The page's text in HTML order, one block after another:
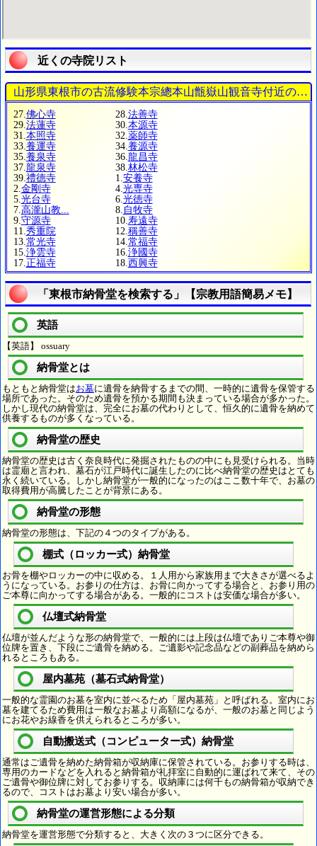
近くの寺院リスト
山形県東根市の古流修験本宗總本山甑嶽山観音寺付近のお
27. 佛心寺 28. 法善寺
29. 法蓮寺 30. 本源寺
31. 本照寺 32. 薬師寺
33. 養運寺 34. 養源寺
35. 養泉寺 36. 龍昌寺
37. 龍泉寺 38. 林松寺
39. 禮德寺 1. 安養寺
2. 金剛寺 4. 光専寺
5. 光台寺 6. 光徳寺
7. 高瀧山教... 8. 自牧寺
9. 守源寺 10. 寿遠寺
11. 秀重院 12. 稱善寺
13. 常光寺 14. 常福寺
15. 浄雲寺 16. 浄國寺
17. 正福寺 18. 西興寺
「東根市納骨堂を検索する」【宗教用語簡易メモ】
英語
【英語】 ossuary
納骨堂とは
もともと納骨堂はお墓に遺骨を納骨するまでの間、一時的に遺骨を保管する
場所であった。そのため遺骨を預かる期間も決まっている場合が多かった。
しかし現代の納骨堂は、完全にお墓の代わりとして、恒久的に遺骨を納めて
供養するものが多くなっている。
納骨堂の歴史
納骨堂の歴史は古く奈良時代に発掘されたものの中にも見受けられる。当時
は霊廟と言われ、墓石が江戸時代に誕生したのに比べ納骨堂の歴史はとても
永く続いている。しかし納骨堂が一般的になったのはここ数十年で、お墓の
取得費用が高騰したことが背景にある。
納骨堂の形態
納骨堂の形態は、下記の４つのタイプがある。
棚式（ロッカー式）納骨堂
お骨を棚やロッカーの中に収める。１人用から家族用まで大きさが選べるよ
うになっている。お参りの仕方は、お骨に向かってする場合と、お参り用の
ご本尊に向かってする場合がある。一般的にコストは安価な場合が多い。
仏壇式納骨堂
仏壇が並んだような形の納骨堂で、一般的には上段は仏壇でありご本尊や御
位牌を置き、下段にご遺骨を納める。ご遺影や記念品などの副葬品を納めら
れるところもある。
屋内墓苑（墓石式納骨堂）
一般的な霊園のお墓を室内に並べるため「屋内墓苑」と呼ばれる。室内にお
墓を建てるため費用は一般なお墓より高額になるが、一般のお墓と同じよう
にお花やお線香を供えられるところが多い。
自動搬送式（コンピューター式）納骨堂
通常はご遺骨を納めた納骨箱が収納庫に保管されている。お参りする時は、
専用のカードなどを入れると納骨箱が礼拝室に自動的に運ばれて来て、その
ご遺骨や御位牌に対してお参りする。収納庫には何千もの納骨箱が収納でき
るので、コストはお墓より安い場合が多い。
納骨堂の運営形態による分類
納骨堂を運営形態で分類すると、大きく次の３つに区分できる。